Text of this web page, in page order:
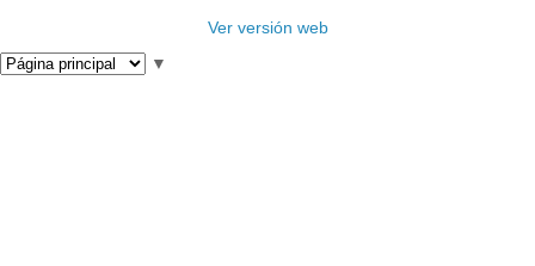
Ver versión web
▼